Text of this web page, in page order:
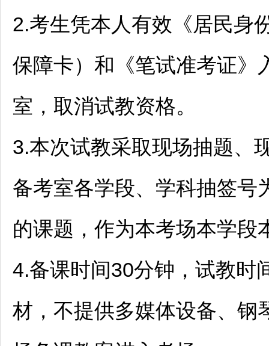
2.考生凭本人有效《居民身
保障卡）和《笔试准考证》
室，取消试教资格。
3.本次试教采取现场抽题、
备考室各学段、学科抽签号
的课题，作为本考场本学段
4.备课时间30分钟，试教时
材，不提供多媒体设备、钢